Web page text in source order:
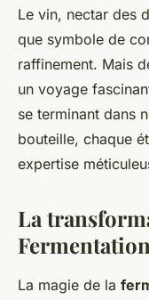
De la
voyage du
admin•8 février 2024
Le vin, nectar des
que symbole de
raffinement. Mais
un voyage
se terminant dans
bouteille, chaque
expertise
La
La magie de la